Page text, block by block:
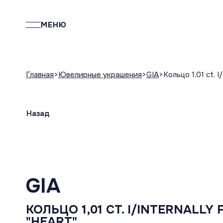
МЕНЮ
Главная Ювелирные украшения GIA Кольцо 1,01 ct.
Назад
GIA
КОЛЬЦО 1,01 CT. I/INTERNALLY